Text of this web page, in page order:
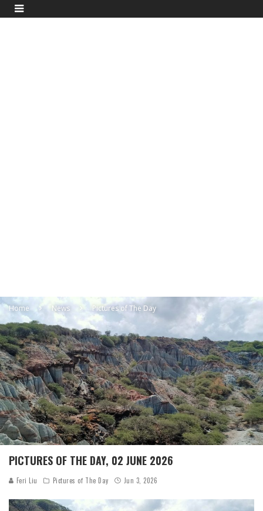
Home News Pictures of The Day
PICTURES OF THE DAY, 02 JUNE 2026
Feri Liu Pictures of The Day Jun 3, 2026